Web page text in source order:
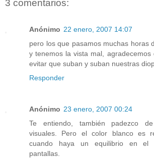
3 comentarios:
Anónimo 22 enero, 2007 14:07
pero los que pasamos muchas horas
y tenemos la vista mal, agradecemos
evitar que suban y suban nuestras
Responder
Anónimo 23 enero, 2007 00:24
Te entiendo, también padezco
visuales. Pero el color blanco es
cuando haya un equilibrio en el
pantallas.